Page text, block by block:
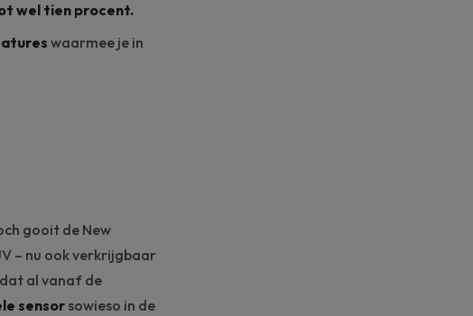
wel tien procent.
waarmee je in
gooit de New
– nu ook verkrijgbaar
al vanaf de
sensorsowieso in de